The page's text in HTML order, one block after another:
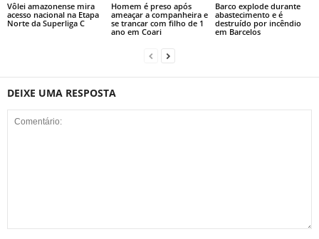
Vôlei amazonense mira
acesso nacional na Etapa
Norte da Superliga C
Homem é preso após
ameaçar a companheira e
se trancar com filho de 1
ano em Coari
Barco explode durante
abastecimento e é
destruído por incêndio
em Barcelos
DEIXE UMA RESPOSTA